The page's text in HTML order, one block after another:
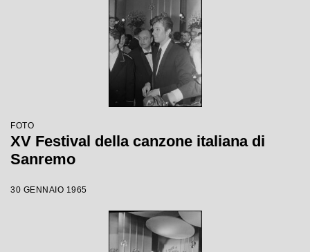
FOTO
XV Festival della canzone italiana di
Sanremo
30 GENNAIO 1965